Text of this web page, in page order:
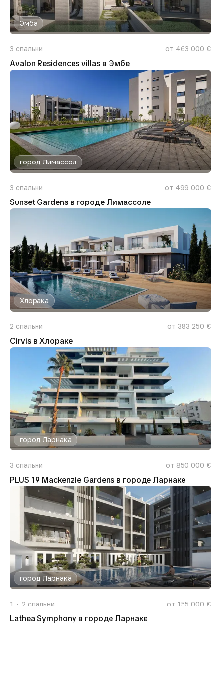
Эмба
3 спальни от 463 000 €
Avalon Residences villas в Эмбе
город Лимассол
3 спальни от 499 000 €
Sunset Gardens в городе Лимассоле
Хлорака
2 спальни от 383 250 €
Cirvis в Хлораке
город Ларнака
3 спальни от 850 000 €
PLUS 19 Mackenzie Gardens в городе Ларнаке
город Ларнака
1 2 спальни от 155 000 €
Lathea Symphony в городе Ларнаке